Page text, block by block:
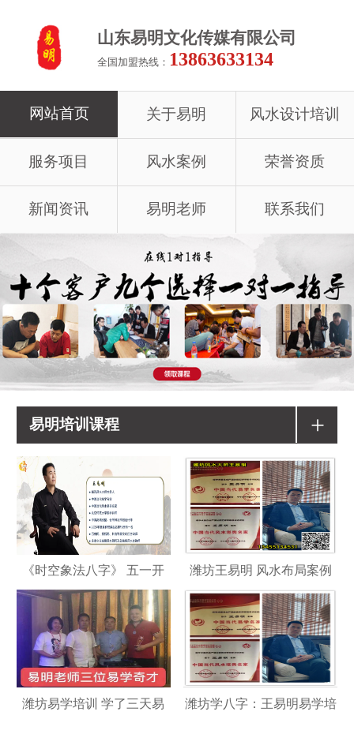
山东易明文化传媒有限公司
全国加盟热线： 13863633134
网站首页 关于易明 风水设计培训
服务项目 风水案例 荣誉资质
新闻资讯 易明老师 联系我们
易明培训课程 +
《时空象法八字》 五一开 潍坊王易明 风水布局案例
潍坊易学培训 学了三天易 潍坊学八字：王易明易学培